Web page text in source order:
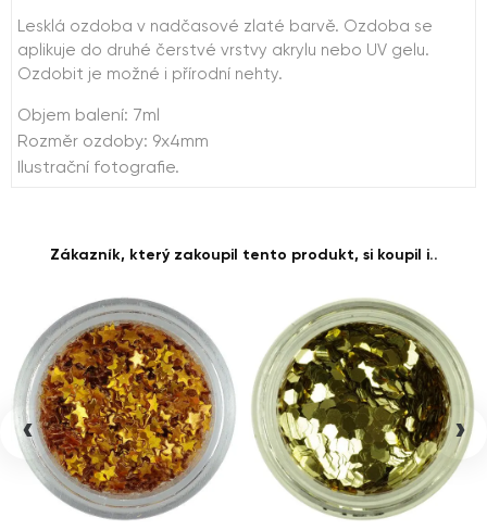
Lesklá ozdoba v nadčasové zlaté barvě. Ozdoba se
aplikuje do druhé čerstvé vrstvy akrylu nebo UV gelu.
Ozdobit je možné i přírodní nehty.
Objem balení: 7ml
Rozměr ozdoby: 9x4mm
Ilustrační fotografie.
Zákazník, který zakoupil tento produkt, si koupil i..
‹ ›